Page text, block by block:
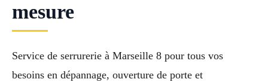
mesure
Service de serrurerie à Marseille 8 pour tous vos
besoins en dépannage, ouverture de porte et